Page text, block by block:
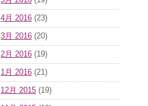
4月 2016 (23)
3月 2016 (20)
2月 2016 (19)
1月 2016 (21)
12月 2015 (19)